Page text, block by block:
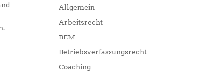
Allgemein
Arbeitsrecht
BEM
Betriebsverfassungsrecht
Coaching